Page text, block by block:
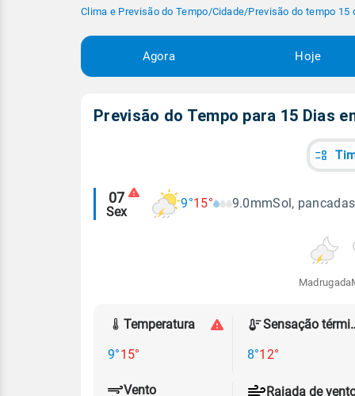
Clima e Previsão do Tempo/Cidade/Previsão do tempo 15
Agora Hoje
Previsão do Tempo para 15 Dias
Alertas
meteorológicos
07
Sex
9°15° 9.0mmSol,
Madrugada
Temperatura
9°15°
8°12°
Vento
Rajada de